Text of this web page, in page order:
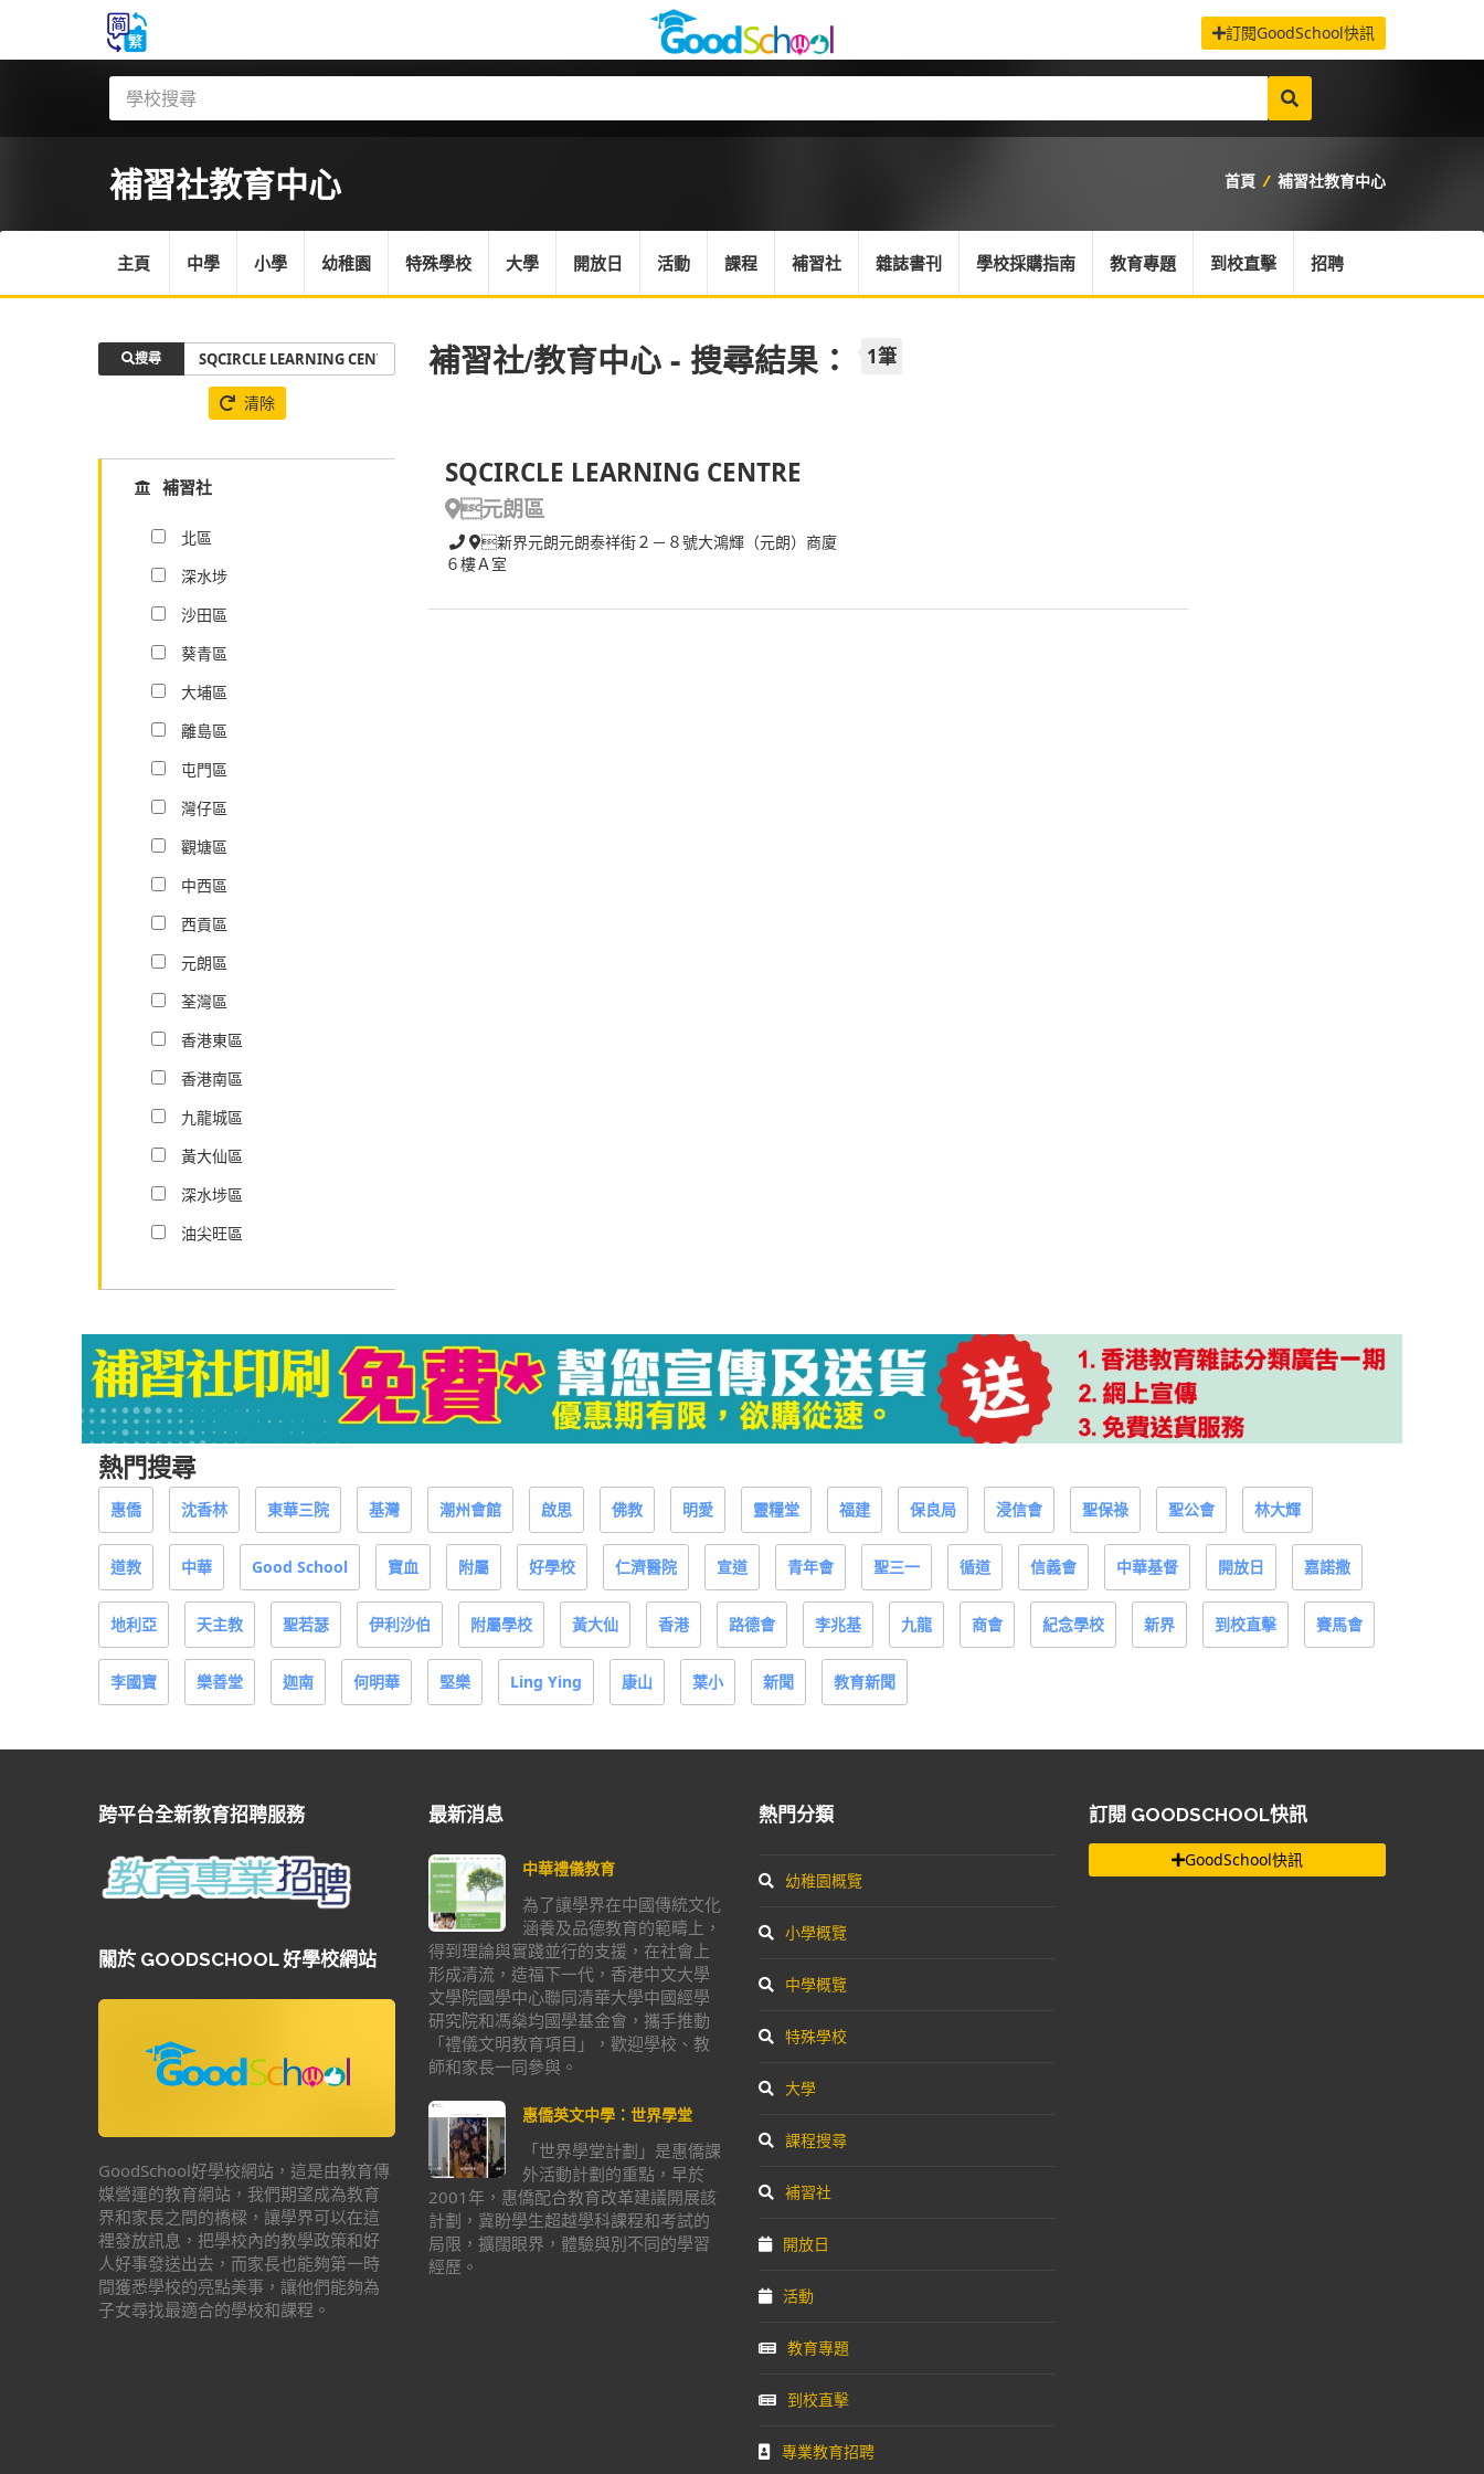
訂閱GoodSchool快訊
補習社教育中心 首頁 / 補習社教育中心
主頁 中學 小學 幼稚園 特殊學校 大學 開放日 活動 課程 補習社 雜誌書刊 學校採購指南 教育專題 到校直擊 招聘
補習社/教育中心 - 搜尋結果： 1筆
SQCIRCLE LEARNING CENTRE
元朗區
新界元朗元朗泰祥街２－８號大鴻輝（元朗）商廈
６樓Ａ室
搜尋
清除
補習社
北區
深水埗
沙田區
葵青區
大埔區
離島區
屯門區
灣仔區
觀塘區
中西區
西貢區
元朗區
荃灣區
香港東區
香港南區
九龍城區
黃大仙區
深水埗區
油尖旺區
熱門搜尋
惠僑 沈香林 東華三院 基灣 潮州會館 啟思 佛教 明愛 靈糧堂 福建 保良局 浸信會 聖保祿 聖公會 林大輝
道教 中華 Good School 寶血 附屬 好學校 仁濟醫院 宣道 青年會 聖三一 循道 信義會 中華基督 開放日 嘉諾撒
地利亞 天主教 聖若瑟 伊利沙伯 附屬學校 黃大仙 香港 路德會 李兆基 九龍 商會 紀念學校 新界 到校直擊 賽馬會
李國寶 樂善堂 迦南 何明華 堅樂 Ling Ying 康山 葉小 新聞 教育新聞
跨平台全新教育招聘服務
關於 GOODSCHOOL 好學校網站
GoodSchool好學校網站，這是由教育傳
媒營運的教育網站，我們期望成為教育
界和家長之間的橋樑，讓學界可以在這
裡發放訊息，把學校內的教學政策和好
人好事發送出去，而家長也能夠第一時
間獲悉學校的亮點美事，讓他們能夠為
子女尋找最適合的學校和課程。
最新消息
中華禮儀教育
為了讓學界在中國傳統文化
涵養及品德教育的範疇上，
得到理論與實踐並行的支援，在社會上
形成清流，造福下一代，香港中文大學
文學院國學中心聯同清華大學中國經學
研究院和馮燊均國學基金會，攜手推動
「禮儀文明教育項目」，歡迎學校、教
師和家長一同參與。
惠僑英文中學：世界學堂
「世界學堂計劃」是惠僑課
外活動計劃的重點，早於
2001年，惠僑配合教育改革建議開展該
計劃，冀盼學生超越學科課程和考試的
局限，擴闊眼界，體驗與別不同的學習
經歷。
熱門分類
幼稚園概覽
小學概覽
中學概覽
特殊學校
大學
課程搜尋
補習社
開放日
活動
教育專題
到校直擊
專業教育招聘
訂閱 GOODSCHOOL快訊
GoodSchool快訊